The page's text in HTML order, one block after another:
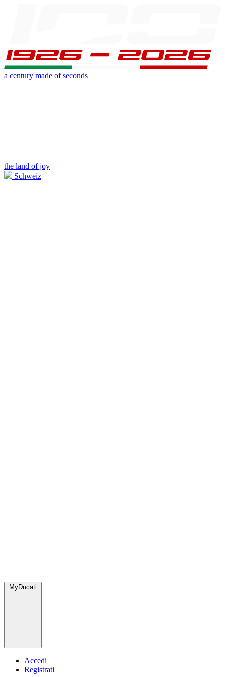
a century made of seconds
the land of joy
Schweiz
MyDucati
Accedi
Registrati